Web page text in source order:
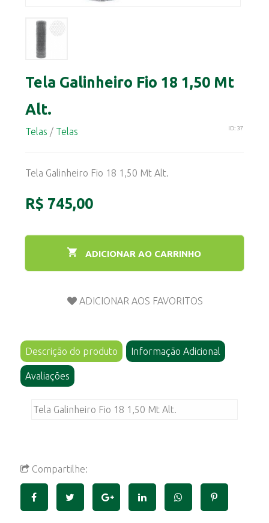
Tela Galinheiro Fio 18 1,50 Mt
Alt.
Telas / Telas ID: 37
Tela Galinheiro Fio 18 1,50 Mt Alt.
R$ 745,00
ADICIONAR AO CARRINHO
Descrição do produto Informação Adicional
Avaliações
Tela Galinheiro Fio 18 1,50 Mt Alt.
Compartilhe: